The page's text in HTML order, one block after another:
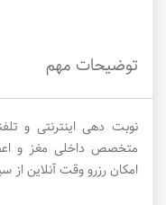
توضیحات مهم
نوبت دهی اینترنتی و
متخصص داخلی مغز و
امکان رزرو وقت آنلاین از